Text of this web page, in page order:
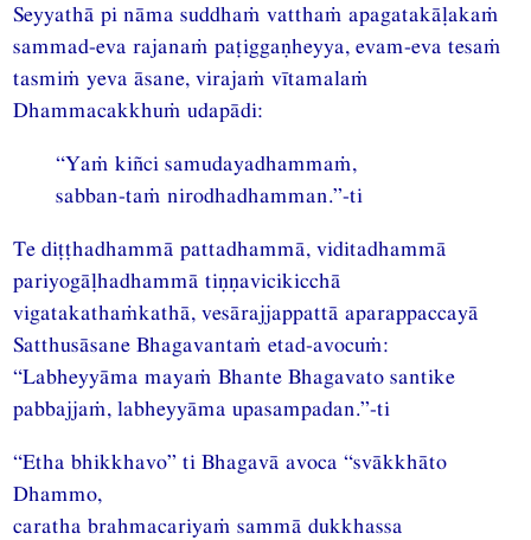
Seyyathā pi nāma suddhaṁ vatthaṁ apagatakāḷakaṁ
sammad-eva rajanaṁ paṭiggaṇheyya, evam-eva tesaṁ
tasmiṁ yeva āsane, virajaṁ vītamalaṁ
Dhammacakkhuṁ udapādi:
“Yaṁ kiñci samudayadhammaṁ,
sabban-taṁ nirodhadhamman.”-ti
Te diṭṭhadhammā pattadhammā, viditadhammā
pariyogāḷhadhammā tiṇṇavicikicchā
vigatakathaṁkathā, vesārajjappattā aparappaccayā
Satthusāsane Bhagavantaṁ etad-avocuṁ:
“Labheyyāma mayaṁ Bhante Bhagavato santike
pabbajjaṁ, labheyyāma upasampadan.”-ti
“Etha bhikkhavo” ti Bhagavā avoca “svākkhāto
Dhammo,
caratha brahmacariyaṁ sammā dukkhassa